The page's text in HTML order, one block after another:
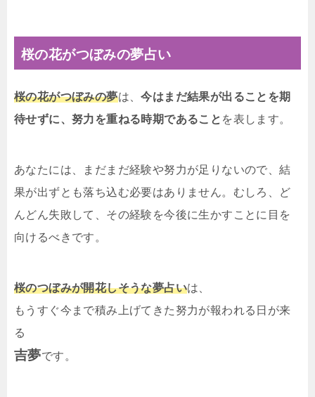
桜の花がつぼみの夢占い
桜の花がつぼみの夢は、今はまだ結果が出ることを期
待せずに、努力を重ねる時期であること を表します。
あなたには、まだまだ経験や努力が足りないので、結
果が出ずとも落ち込む必要はありません。むしろ、ど
んどん失敗して、その経験を今後に生かすことに目を
向けるべきです。
桜のつぼみが開花しそうな夢占いは、
もうすぐ今まで積み上げてきた努力が報われる日が来
る
吉夢です。